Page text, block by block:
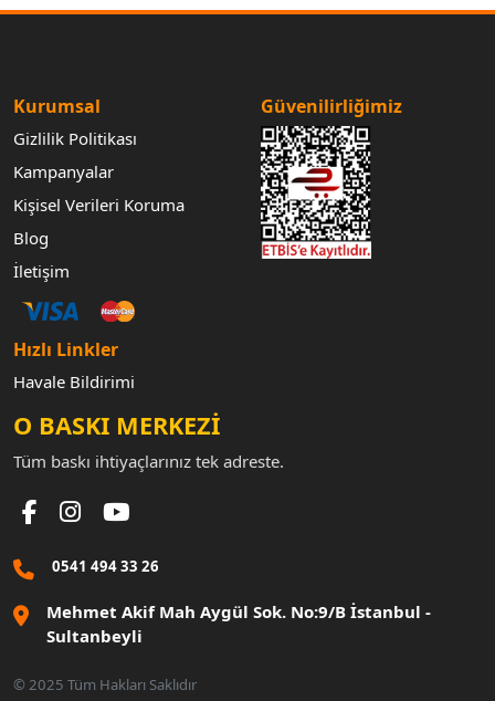
Kurumsal
Gizlilik Politikası
Kampanyalar
Kişisel Verileri Koruma
Blog
İletişim
Güvenilirliğimiz
Hızlı Linkler
Havale Bildirimi
O BASKI MERKEZİ
Tüm baskı ihtiyaçlarınız tek adreste.
0541 494 33 26
Mehmet Akif Mah Aygül Sok. No:9/B İstanbul -
Sultanbeyli
© 2025 Tüm Hakları Saklıdır